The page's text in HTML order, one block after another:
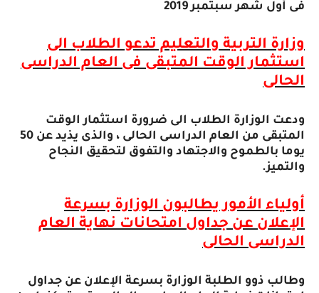
فى أول شهر سبتمبر 2019
وزارة التربية والتعليم تدعو الطلاب الى
استثمار الوقت المتبقى فى العام الدراسى
الحالى
ودعت الوزارة الطلاب الى ضرورة استثمار الوقت
المتبقى من العام الدراسى الحالى ، والذى يذيد عن 50
يوما بالطموح والاجتهاد والتفوق لتحقيق النجاح
والتميز.
أولياء الأمور يطالبون الوزارة بسرعة
الإعلان عن جداول امتحانات نهاية العام
الدراسى الحالى
وطالب ذوو الطلبة الوزارة بسرعة الإعلان عن جداول